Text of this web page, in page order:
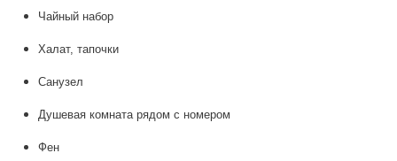
Чайный набор
Халат, тапочки
Санузел
Душевая комната рядом с номером
Фен